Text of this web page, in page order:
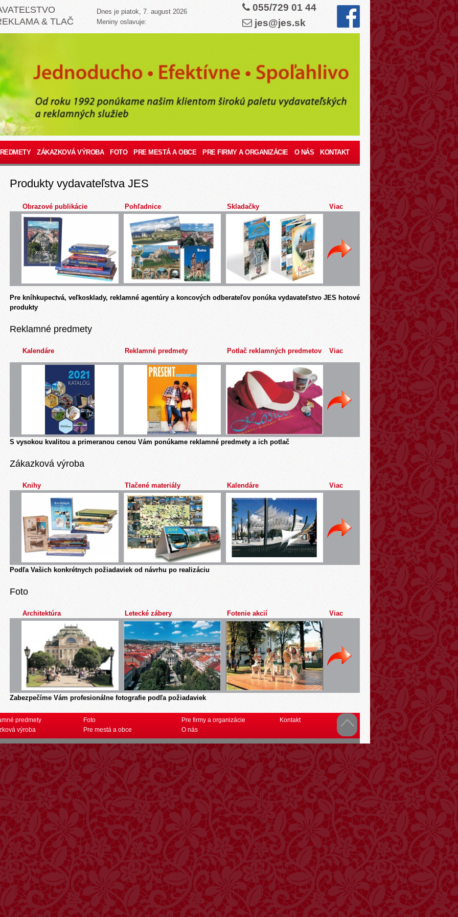
& TLAČ
Dnes je piatok, 7. august 2026
Meniny oslavuje:
055/729 01 44
jes@jes.sk
ZÁKAZKOVÁ VÝROBA FOTO PRE MESTÁ A OBCE PRE FIRMY A ORGANIZÁCIE O NÁS KONTAKT
Produkty vydavateľstva JES
Obrazové publikácie Pohľadnice Skladačky Viac
Pre kníhkupectvá, veľkosklady, reklamné agentúry a koncových odberateľov ponúka vydavateľstvo JES hotové
produkty
Reklamné predmety
Kalendáre Reklamné predmety Potlač reklamných predmetov Viac
S vysokou kvalitou a primeranou cenou Vám ponúkame reklamné predmety a ich potlač
Zákazková výroba
Knihy Tlačené materiály Kalendáre Viac
Podľa Vašich konkrétnych požiadaviek od návrhu po realizáciu
Foto
Architektúra Letecké zábery Fotenie akcií Viac
Zabezpečíme Vám profesionálne fotografie podľa požiadaviek
predmety
výroba
Foto
Pre mestá a obce
Pre firmy a organizácie
O nás
Kontakt